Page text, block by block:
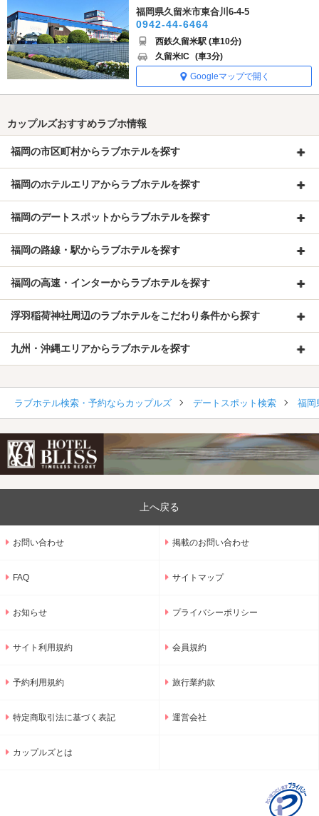
福岡県久留米市東合川6-4-5
0942-44-6464
西鉄久留米駅 (車10分)
久留米IC (車3分)
Googleマップで開く
カップルズおすすめラブホ情報
福岡の市区町村からラブホテルを探す
福岡のホテルエリアからラブホテルを探す
福岡のデートスポットからラブホテルを探す
福岡の路線・駅からラブホテルを探す
福岡の高速・インターからラブホテルを探す
浮羽稲荷神社周辺のラブホテルをこだわり条件から探す
九州・沖縄エリアからラブホテルを探す
ラブホテル検索・予約ならカップルズ デートスポット検索 福岡
上へ戻る
お問い合わせ 掲載のお問い合わせ
FAQ サイトマップ
お知らせ プライバシーポリシー
サイト利用規約 会員規約
予約利用規約 旅行業約款
特定商取引法に基づく表記 運営会社
カップルズとは